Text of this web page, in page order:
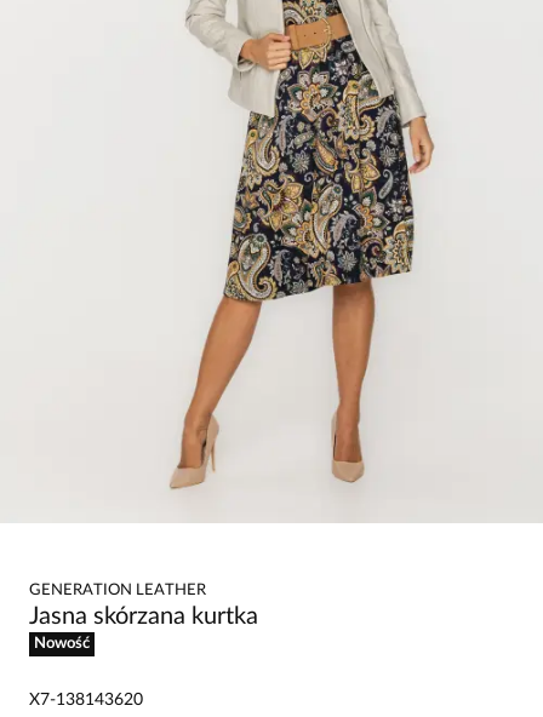
GENERATION LEATHER
Jasna skórzana kurtka
Nowość
X7-138143620